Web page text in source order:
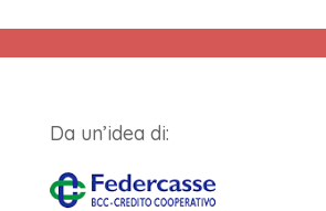
Da un’idea di: